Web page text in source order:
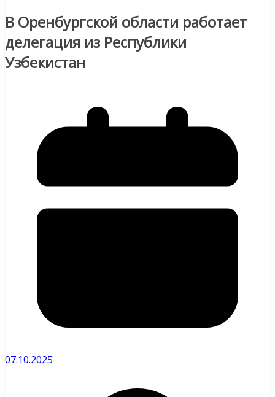
В Оренбургской области работает
делегация из Республики
Узбекистан
07.10.2025